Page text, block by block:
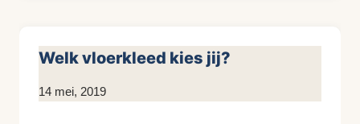
Welk vloerkleed kies jij?
Door
14 mei, 2019